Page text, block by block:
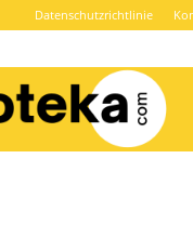
Datenschutzrichtlinie
Brze
vijesti